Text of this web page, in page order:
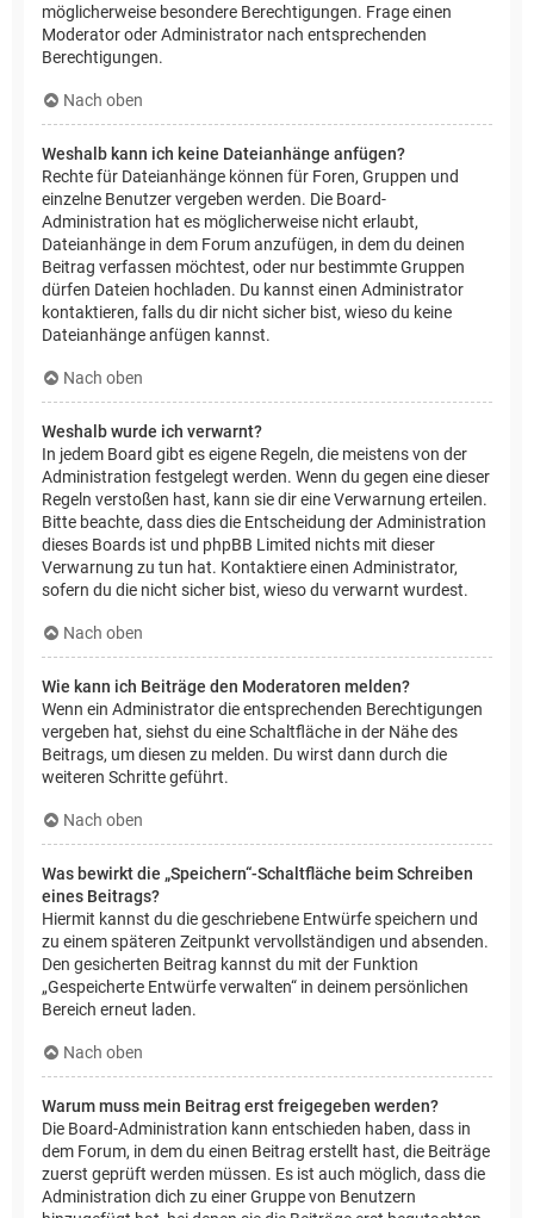
möglicherweise besondere Berechtigungen. Frage einen
Moderator oder Administrator nach entsprechenden
Berechtigungen.
Nach oben
Weshalb kann ich keine Dateianhänge anfügen?
Rechte für Dateianhänge können für Foren, Gruppen und
einzelne Benutzer vergeben werden. Die Board-
Administration hat es möglicherweise nicht erlaubt,
Dateianhänge in dem Forum anzufügen, in dem du deinen
Beitrag verfassen möchtest, oder nur bestimmte Gruppen
dürfen Dateien hochladen. Du kannst einen Administrator
kontaktieren, falls du dir nicht sicher bist, wieso du keine
Dateianhänge anfügen kannst.
Nach oben
Weshalb wurde ich verwarnt?
In jedem Board gibt es eigene Regeln, die meistens von der
Administration festgelegt werden. Wenn du gegen eine dieser
Regeln verstoßen hast, kann sie dir eine Verwarnung erteilen.
Bitte beachte, dass dies die Entscheidung der Administration
dieses Boards ist und phpBB Limited nichts mit dieser
Verwarnung zu tun hat. Kontaktiere einen Administrator,
sofern du die nicht sicher bist, wieso du verwarnt wurdest.
Nach oben
Wie kann ich Beiträge den Moderatoren melden?
Wenn ein Administrator die entsprechenden Berechtigungen
vergeben hat, siehst du eine Schaltfläche in der Nähe des
Beitrags, um diesen zu melden. Du wirst dann durch die
weiteren Schritte geführt.
Nach oben
Was bewirkt die „Speichern“-Schaltfläche beim Schreiben
eines Beitrags?
Hiermit kannst du die geschriebene Entwürfe speichern und
zu einem späteren Zeitpunkt vervollständigen und absenden.
Den gesicherten Beitrag kannst du mit der Funktion
„Gespeicherte Entwürfe verwalten“ in deinem persönlichen
Bereich erneut laden.
Nach oben
Warum muss mein Beitrag erst freigegeben werden?
Die Board-Administration kann entschieden haben, dass in
dem Forum, in dem du einen Beitrag erstellt hast, die Beiträge
zuerst geprüft werden müssen. Es ist auch möglich, dass die
Administration dich zu einer Gruppe von Benutzern